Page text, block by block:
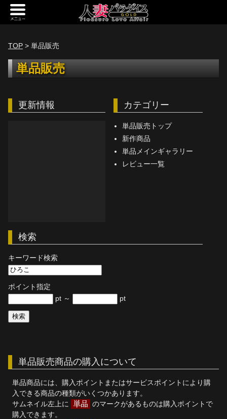
トップページ
[定額] メインギャラリー
単品販売
ヘルプ
お問い合わせ
TOP > 単品販売
単品販売
更新情報 カテゴリー
単品販売トップ
新作商品
単品メインギャラリー
レビュー一覧
検索
キーワード検索
ポイント指定
pt ～
pt
単品販売商品の購入について
単品商品には、購入ポイントまたはサービスポイントにより購
入できる商品の種類がいくつかあります。
サムネイル左上に
のマークがあるものは購入ポイントで
購入できます。